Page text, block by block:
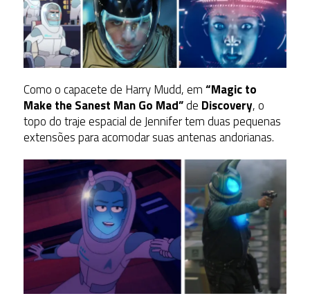
Como o capacete de Harry Mudd, em“Magic to
Make the Sanest Man Go Mad”de Discovery, o
topo do traje espacial de Jennifer tem duas pequenas
extensões para acomodar suas antenas andorianas.